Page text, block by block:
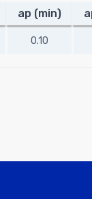
ap (min)
0.10